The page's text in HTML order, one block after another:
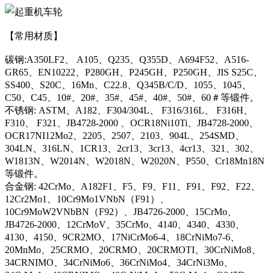
【常用材质】
碳钢:A350LF2、 A105、Q235、Q355D、A694F52、A516-
GR65、EN10222、P280GH、P245GH、P250GH、JIS S25C、
SS400、S20C、16Mn、C22.8、Q345B/C/D、1055、1045、
C50、C45、10#、20#、35#、45#、40#、50#、60＃等锻件。
不锈钢: ASTM、A182、F304/304L、 F316/316L、 F316H、
F310、 F321、JB4728-2000 、OCR18Ni10Ti、JB4728-2000、
OCR17NI12Mo2、2205、2507、2103、904L、254SMD、
304LN、316LN、1CR13、2cr13、3cr13、4cr13、321、302、
W1813N、W2014N、W2018N、W2020N、P550、Cr18Mn18N
等锻件。
合金钢: 42CrMo、A182F1、F5、F9、F11、F91、F92、F22、
12Cr2Mo1、10Cr9Mo1VNbN（F91）、
10Cr9MoW2VNbBN（F92）、JB4726-2000、15CrMo、
JB4726-2000、12CrMoV、35CrMo、4140、4340、4330、
4130、4150、9CR2MO、17NiCrMo6-4、18CrNiMo7-6、
20MnMo、25CRMO、20CRMO、20CRMOTI、30CrNiMo8、
34CRNIMO、34CrNiMo6、36CrNiMo4、34CrNi3Mo、